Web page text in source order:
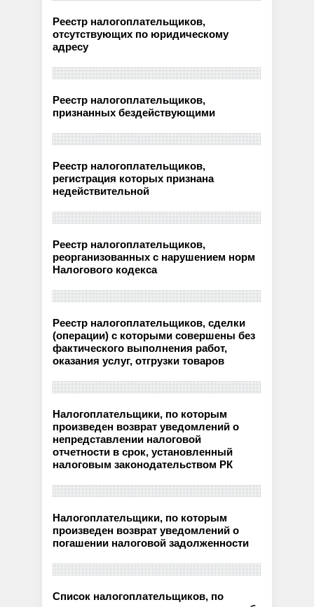
Реестр налогоплательщиков,
отсутствующих по юридическому
адресу
Реестр налогоплательщиков,
признанных бездействующими
Реестр налогоплательщиков,
регистрация которых признана
недействительной
Реестр налогоплательщиков,
реорганизованных с нарушением норм
Налогового кодекса
Реестр налогоплательщиков, сделки
(операции) с которыми совершены без
фактического выполнения работ,
оказания услуг, отгрузки товаров
Налогоплательщики, по которым
произведен возврат уведомлений о
непредставлении налоговой
отчетности в срок, установленный
налоговым законодательством РК
Налогоплательщики, по которым
произведен возврат уведомлений о
погашении налоговой задолженности
Список налогоплательщиков, по